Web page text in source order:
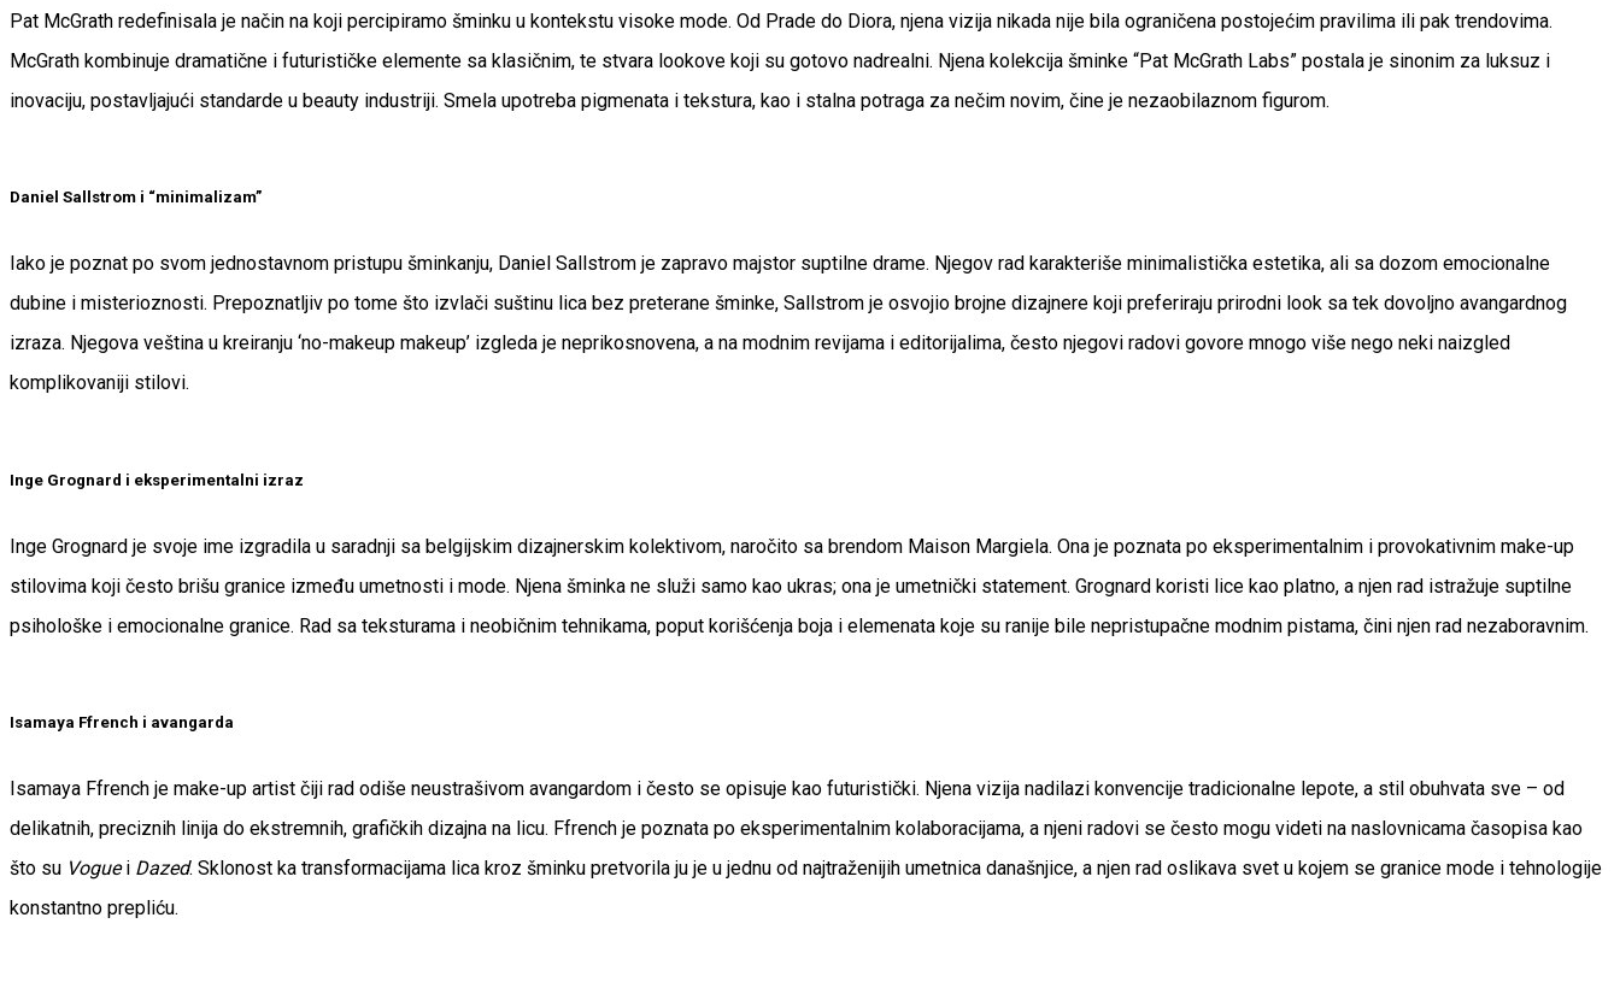
Pat McGrath redefinisala je način na koji percipiramo šminku u kontekstu visoke mode. Od Prade do Diora, njena vizija nikada nije bila ograničena postojećim pravilima ili pak trendovima.
McGrath kombinuje dramatične i futurističke elemente sa klasičnim, te stvara lookove koji su gotovo nadrealni. Njena kolekcija šminke “Pat McGrath Labs” postala je sinonim za luksuz i
inovaciju, postavljajući standarde u beauty industriji. Smela upotreba pigmenata i tekstura, kao i stalna potraga za nečim novim, čine je nezaobilaznom figurom.
Daniel Sallstrom i “minimalizam”
Iako je poznat po svom jednostavnom pristupu šminkanju, Daniel Sallstrom je zapravo majstor suptilne drame. Njegov rad karakteriše minimalistička estetika, ali sa dozom emocionalne
dubine i misterioznosti. Prepoznatljiv po tome što izvlači suštinu lica bez preterane šminke, Sallstrom je osvojio brojne dizajnere koji preferiraju prirodni look sa tek dovoljno avangardnog
izraza. Njegova veština u kreiranju ‘no-makeup makeup’ izgleda je neprikosnovena, a na modnim revijama i editorijalima, često njegovi radovi govore mnogo više nego neki naizgled
komplikovaniji stilovi.
Inge Grognard i eksperimentalni izraz
Inge Grognard je svoje ime izgradila u saradnji sa belgijskim dizajnerskim kolektivom, naročito sa brendom Maison Margiela. Ona je poznata po eksperimentalnim i provokativnim make-up
stilovima koji često brišu granice između umetnosti i mode. Njena šminka ne služi samo kao ukras; ona je umetnički statement. Grognard koristi lice kao platno, a njen rad istražuje suptilne
psihološke i emocionalne granice. Rad sa teksturama i neobičnim tehnikama, poput korišćenja boja i elemenata koje su ranije bile nepristupačne modnim pistama, čini njen rad nezaboravnim.
Isamaya Ffrench i avangarda
Isamaya Ffrench je make-up artist čiji rad odiše neustrašivom avangardom i često se opisuje kao futuristički. Njena vizija nadilazi konvencije tradicionalne lepote, a stil obuhvata sve – od
delikatnih, preciznih linija do ekstremnih, grafičkih dizajna na licu. Ffrench je poznata po eksperimentalnim kolaboracijama, a njeni radovi se često mogu videti na naslovnicama časopisa kao
što su Voguei Dazed. Sklonost ka transformacijama lica kroz šminku pretvorila ju je u jednu od najtraženijih umetnica današnjice, a njen rad oslikava svet u kojem se granice mode i tehnologije
konstantno prepliću.